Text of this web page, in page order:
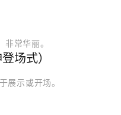
常华丽。
场式）
展示或开场。